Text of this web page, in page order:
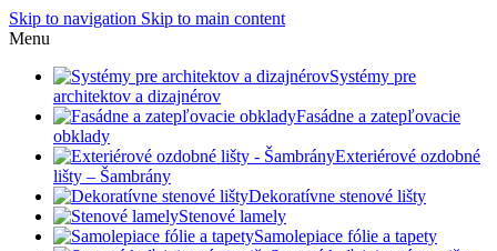
Skip to navigation Skip to main content
Menu
Systémy pre
architektov a dizajnérov
Fasádne a zatepľovacie
obklady
Exteriérové ozdobné
lišty – Šambrány
Dekoratívne stenové lišty
Stenové lamely
Samolepiace fólie a tapety